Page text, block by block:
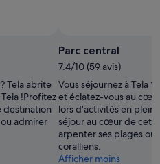
Tela abrite
!Profitez
destination
admirer
Parc central
7.4/10 (59 avis)
Vous séjournez à Tela
et éclatez-vous au
lors d'activités en plein
séjour au cœur de
arpenter ses plages ou
coralliens.
Afficher moins